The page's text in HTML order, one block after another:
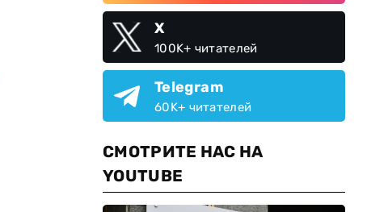
X
100K+ читателей
Telegram
60K+ читателей
СМОТРИТЕ НАС НА
YOUTUBE